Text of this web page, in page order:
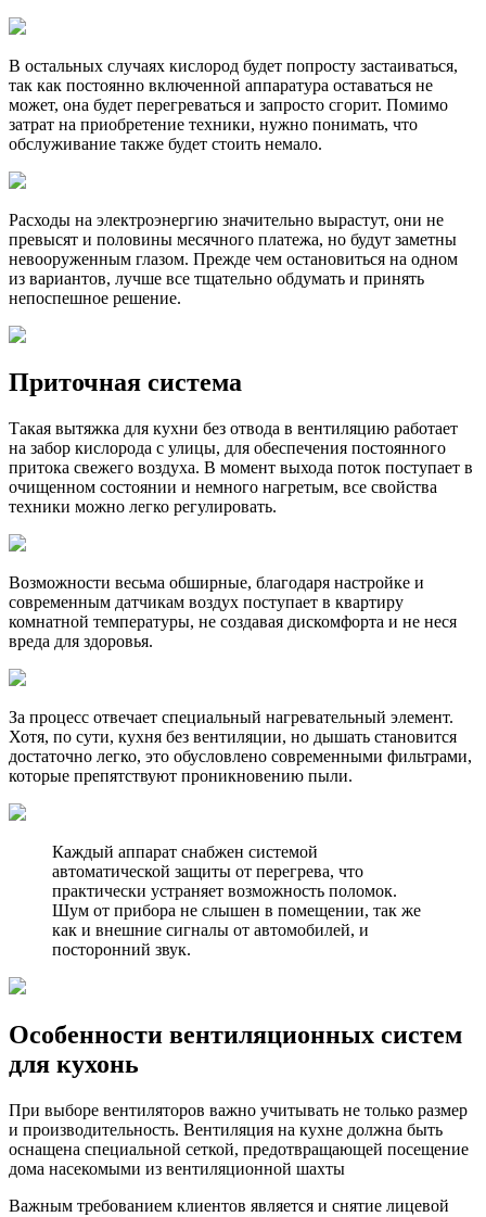
В остальных случаях кислород будет попросту застаиваться,
так как постоянно включенной аппаратура оставаться не
может, она будет перегреваться и запросто сгорит. Помимо
затрат на приобретение техники, нужно понимать, что
обслуживание также будет стоить немало.
Расходы на электроэнергию значительно вырастут, они не
превысят и половины месячного платежа, но будут заметны
невооруженным глазом. Прежде чем остановиться на одном
из вариантов, лучше все тщательно обдумать и принять
непоспешное решение.
Приточная система
Такая вытяжка для кухни без отвода в вентиляцию работает
на забор кислорода с улицы, для обеспечения постоянного
притока свежего воздуха. В момент выхода поток поступает в
очищенном состоянии и немного нагретым, все свойства
техники можно легко регулировать.
Возможности весьма обширные, благодаря настройке и
современным датчикам воздух поступает в квартиру
комнатной температуры, не создавая дискомфорта и не неся
вреда для здоровья.
За процесс отвечает специальный нагревательный элемент.
Хотя, по сути, кухня без вентиляции, но дышать становится
достаточно легко, это обусловлено современными фильтрами,
которые препятствуют проникновению пыли.
Каждый аппарат снабжен системой
автоматической защиты от перегрева, что
практически устраняет возможность поломок.
Шум от прибора не слышен в помещении, так же
как и внешние сигналы от автомобилей, и
посторонний звук.
Особенности вентиляционных систем
для кухонь
При выборе вентиляторов важно учитывать не только размер
и производительность. Вентиляция на кухне должна быть
оснащена специальной сеткой, предотвращающей посещение
дома насекомыми из вентиляционной шахты
Важным требованием клиентов является и снятие лицевой